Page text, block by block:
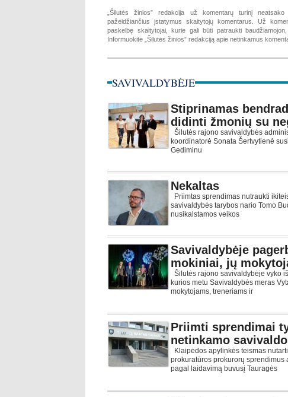
„Šilutės žinios” redakcija už komentarų turinį
pažeidžiančius įstatymus skaitytojų komentarus. Už
paskelbę skaitytojai, kurie gali būti patraukti
Informuokite „Šilutės žinios” redakciją apie netinkamus
SAVIVALDYBĖJE
Stiprinamas
didinti žmonių su
Šilutės rajono savivaldybės
koordinatorė Sonata Šertvytienė
Gediminu
Nekaltas
Priimtas sprendimas nutraukti
savivaldybės tarybos nario Tomo
nusikalstamos veikos
Savivaldybėje
mokiniai, jų
Šilutės rajono savivaldybėje vyko
kurios metu Savivaldybės meras
mokytojams, treneriams ir
Priimti sprendimai
netinkamo
Klaipėdos apylinkės teismas
prokuratūros prokurorų
pagal laidavimą buvusį Tauragės